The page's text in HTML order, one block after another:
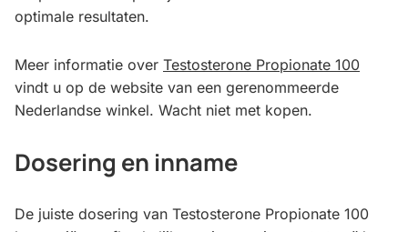
optimale resultaten.
Meer informatie over Testosterone Propionate 100
vindt u op de website van een gerenommeerde
Nederlandse winkel. Wacht niet met kopen.
Dosering en inname
De juiste dosering van Testosterone Propionate 100